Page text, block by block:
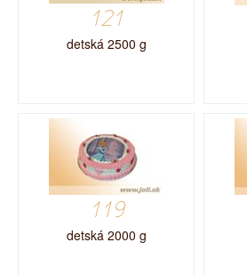
121
detská 2500 g
119
detská 2000 g